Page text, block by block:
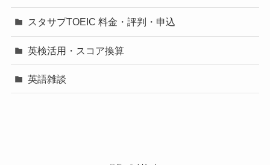
スタサプTOEIC 料金・評判・申込
英検活用・スコア換算
英語雑談